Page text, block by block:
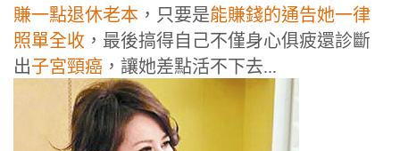
賺一點退休老本 ，只要是能賺錢的通告她一律
照單全收，最後搞得自己不僅身心俱疲還診斷
出子宮頸癌，讓她差點活不下去...